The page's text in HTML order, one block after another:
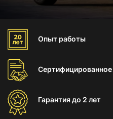
Опыт работы
Сертифицированное
Гарантиядо 2 лет